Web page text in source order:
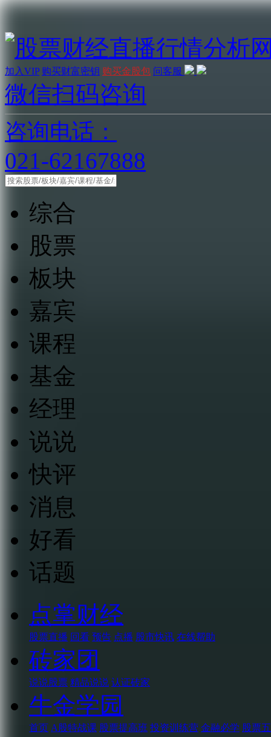
加入VIP 购买财富密钥 购买金股包 问客服
微信扫码咨询
咨询电话：
021-62167888
综合
股票
板块
嘉宾
课程
基金
经理
说说
快评
消息
好看
话题
点掌财经
股票直播 回看 预告 点播 股市快讯 在线帮助
砖家团
说说股票 精品说说 认证砖家
牛金学园
首页 A股特战课 股票提高班 投资训练营 金融必学 股票